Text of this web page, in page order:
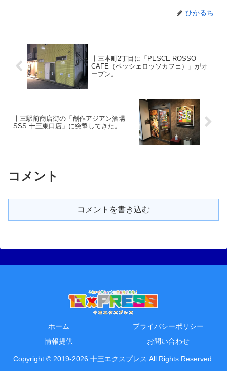
ひかるち
十三本町2丁目に「PESCE ROSSO
CAFE（ペッシェロッソカフェ）」がオ
ープン。
十三駅前商店街の「創作アジアン酒場
SSS 十三東口店」に突撃してきた。
コメント
コメントを書き込む
ホーム
プライバシーポリシー
情報提供
お問い合わせ
Copyright © 2019-2026 十三エクスプレス All Rights Reserved.